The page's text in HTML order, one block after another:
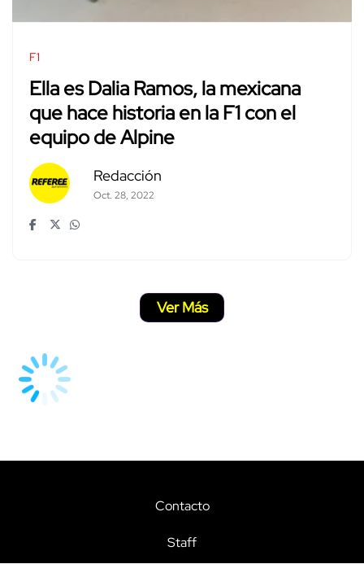
F1
Ella es Dalia Ramos, la mexicana
que hace historia en la F1 con el
equipo de Alpine
Redacción
Oct. 28, 2022
Ver Más
Contacto
Staff